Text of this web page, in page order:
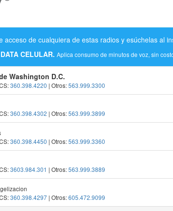
acceso de cualquiera de estas radios y esúchelas al
CELULAR. Aplica consumo de minutos de voz, sin
Washington D.C.
360.398.4220 | Otros:563.999.3300
360.398.4302 | Otros:563.999.3899
360.398.4450 | Otros:563.999.3360
3603.984.301 | Otros:563.999.3889
360.398.4297 | Otros:605.472.9099